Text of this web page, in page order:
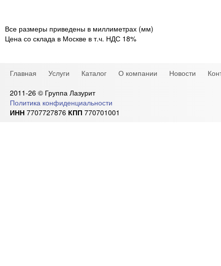
Все размеры приведены в миллиметрах (мм)
Цена со склада в Москве в т.ч. НДС 18%
Главная Услуги Каталог О компании Новости
2011-26 © Группа Лазурит
Политика конфиденциальности
ИНН 7707727876 КПП 770701001